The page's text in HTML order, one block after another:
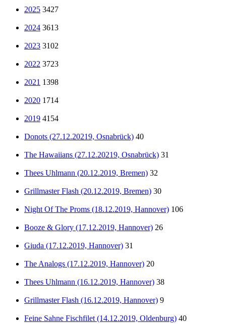
2025 3427
2024 3613
2023 3102
2022 3723
2021 1398
2020 1714
2019 4154
Donots (27.12.20219, Osnabrück) 40
The Hawaiians (27.12.20219, Osnabrück) 31
Thees Uhlmann (20.12.2019, Bremen) 32
Grillmaster Flash (20.12.2019, Bremen) 30
Night Of The Proms (18.12.2019, Hannover) 106
Booze & Glory (17.12.2019, Hannover) 26
Giuda (17.12.2019, Hannover) 31
The Analogs (17.12.2019, Hannover) 20
Thees Uhlmann (16.12.2019, Hannover) 38
Grillmaster Flash (16.12.2019, Hannover) 9
Feine Sahne Fischfilet (14.12.2019, Oldenburg) 40